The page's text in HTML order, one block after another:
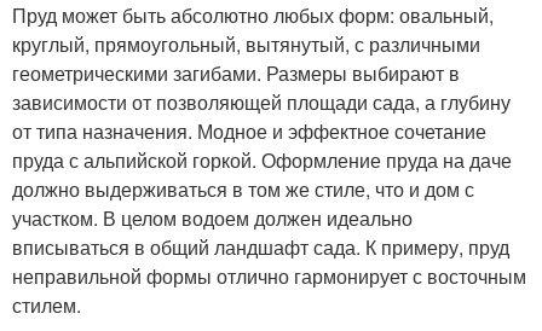
Пруд может быть абсолютно любых форм: овальный,
круглый, прямоугольный, вытянутый, с различными
геометрическими загибами. Размеры выбирают в
зависимости от позволяющей площади сада, а глубину
от типа назначения. Модное и эффектное сочетание
пруда с альпийской горкой. Оформление пруда на даче
должно выдерживаться в том же стиле, что и дом с
участком. В целом водоем должен идеально
вписываться в общий ландшафт сада. К примеру, пруд
неправильной формы отлично гармонирует с восточным
стилем.